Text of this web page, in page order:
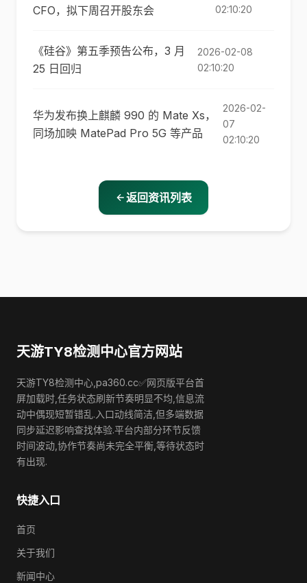
CFO，拟下周召开股东会
02:10:20
《硅谷》第五季预告公布，3 月
25 日回归
2026-02-08
02:10:20
华为发布换上麒麟 990 的 Mate Xs，
同场加映 MatePad Pro 5G 等产品
2026-02-
07
02:10:20
返回资讯列表
天游TY8检测中心官方网站
天游TY8检测中心,pa360.cc✅网页版平台首
屏加载时,任务状态刷新节奏明显不均,信息流
动中偶现短暂错乱.入口动线简洁,但多端数据
同步延迟影响查找体验.平台内部分环节反馈
时间波动,协作节奏尚未完全平衡,等待状态时
有出现.
快捷入口
首页
关于我们
新闻中心